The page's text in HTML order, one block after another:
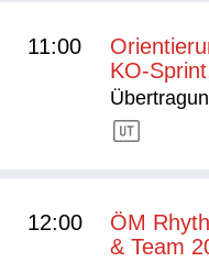
11:00
KO-
12:00
ÖM
& Team